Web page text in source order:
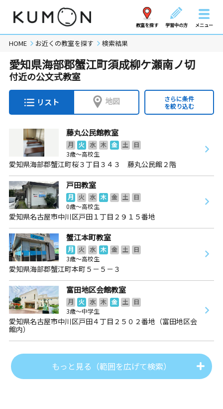
教室を探す 学習中の方 メニュー
HOME お近くの教室を探す 検索結果
愛知県海部郡蟹江町須成柳ケ瀬南ノ切
付近の公文式教室
リスト 地図
さらに条件
を絞り込む
藤丸公民館教室
月 火 水 木 金 土
日
3歳～高校生
愛知県海部郡蟹江町桜３丁目３４３ 藤丸公民館２階
戸田教室
月 火 水 木 金 土
日
0歳～高校生
愛知県名古屋市中川区戸田１丁目２９１５番地
蟹江本町教室
月 火 水 木 金 土
日
3歳～高校生
愛知県海部郡蟹江町本町５－５－３
富田地区会館教室
月 火 水 木 金 土
日
3歳～中学生
愛知県名古屋市中川区戸田４丁目２５０２番地（富田地区会
館内）
もっと見る（範囲を広げて検索）